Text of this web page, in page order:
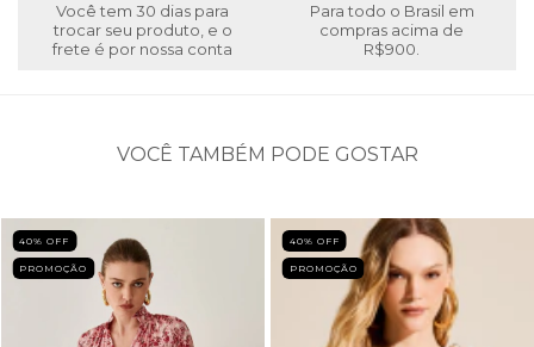
Você tem 30 dias para
trocar seu produto, e o
frete é por nossa conta
Para todo o Brasil em
compras acima de
R$900.
VOCÊ TAMBÉM PODE GOSTAR
40% OFF
PROMOÇÃO
40% OFF
PROMOÇÃO